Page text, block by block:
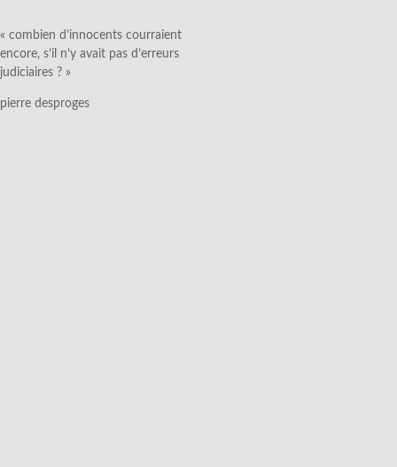
« combien d’innocents courraient
encore, s’il n’y avait pas d’erreurs
judiciaires ? »
pierre desproges